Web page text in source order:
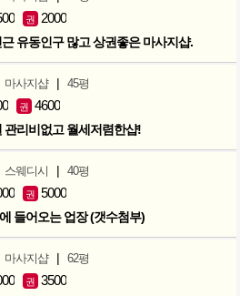
권 2000
유동인구 많고 상권좋은 마사지샵.
마사지샵 | 45평
권 4600
관리비없고 월세저렴한샵!
스웨디시 | 40평
권 5000
들어오는 업장 (갯수첨부)
마사지샵 | 62평
권 3500